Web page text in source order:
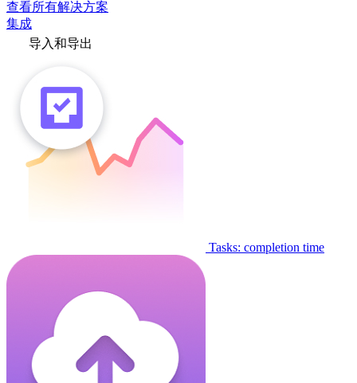
查看所有解决方案
集成
导入和导出
Tasks: completion time